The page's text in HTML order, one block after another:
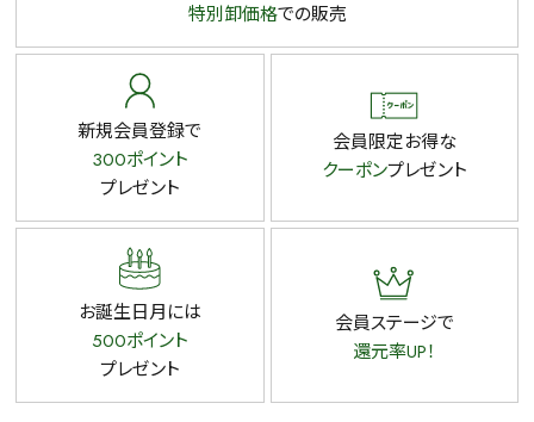
特別卸価格での販売
新規会員登録で
300ポイント
プレゼント
会員限定お得な
クーポンプレゼント
お誕生日月には
500ポイント
プレゼント
会員ステージで
還元率UP！